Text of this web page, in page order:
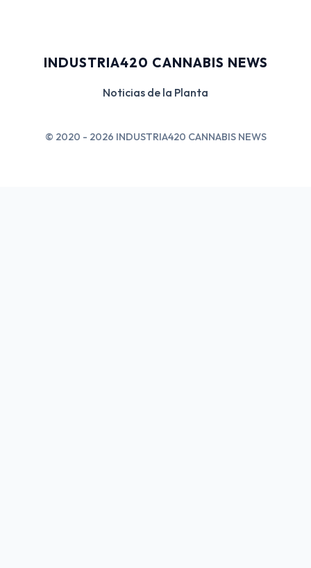
INDUSTRIA420 CANNABIS NEWS
Noticias de la Planta
© 2020 - 2026 INDUSTRIA420 CANNABIS NEWS